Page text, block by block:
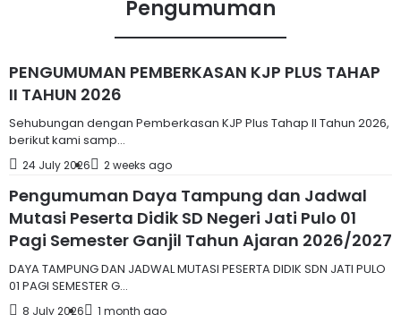
Pengumuman
PENGUMUMAN PEMBERKASAN KJP PLUS TAHAP
II TAHUN 2026
Sehubungan dengan Pemberkasan KJP Plus Tahap II Tahun 2026,
berikut kami samp...
24 July 2026 2 weeks ago
Pengumuman Daya Tampung dan Jadwal
Mutasi Peserta Didik SD Negeri Jati Pulo 01
Pagi Semester Ganjil Tahun Ajaran 2026/2027
DAYA TAMPUNG DAN JADWAL MUTASI PESERTA DIDIK SDN JATI PULO
01 PAGI SEMESTER G...
8 July 2026 1 month ago